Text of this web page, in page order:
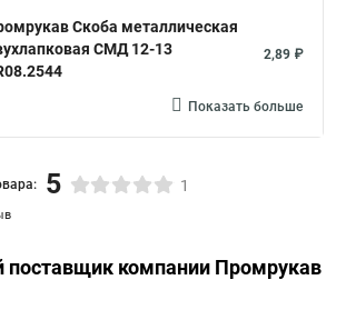
Скоба металлическая
СМД 12-13
2,89 ₽
Показать больше
5 1
компании Промрукав